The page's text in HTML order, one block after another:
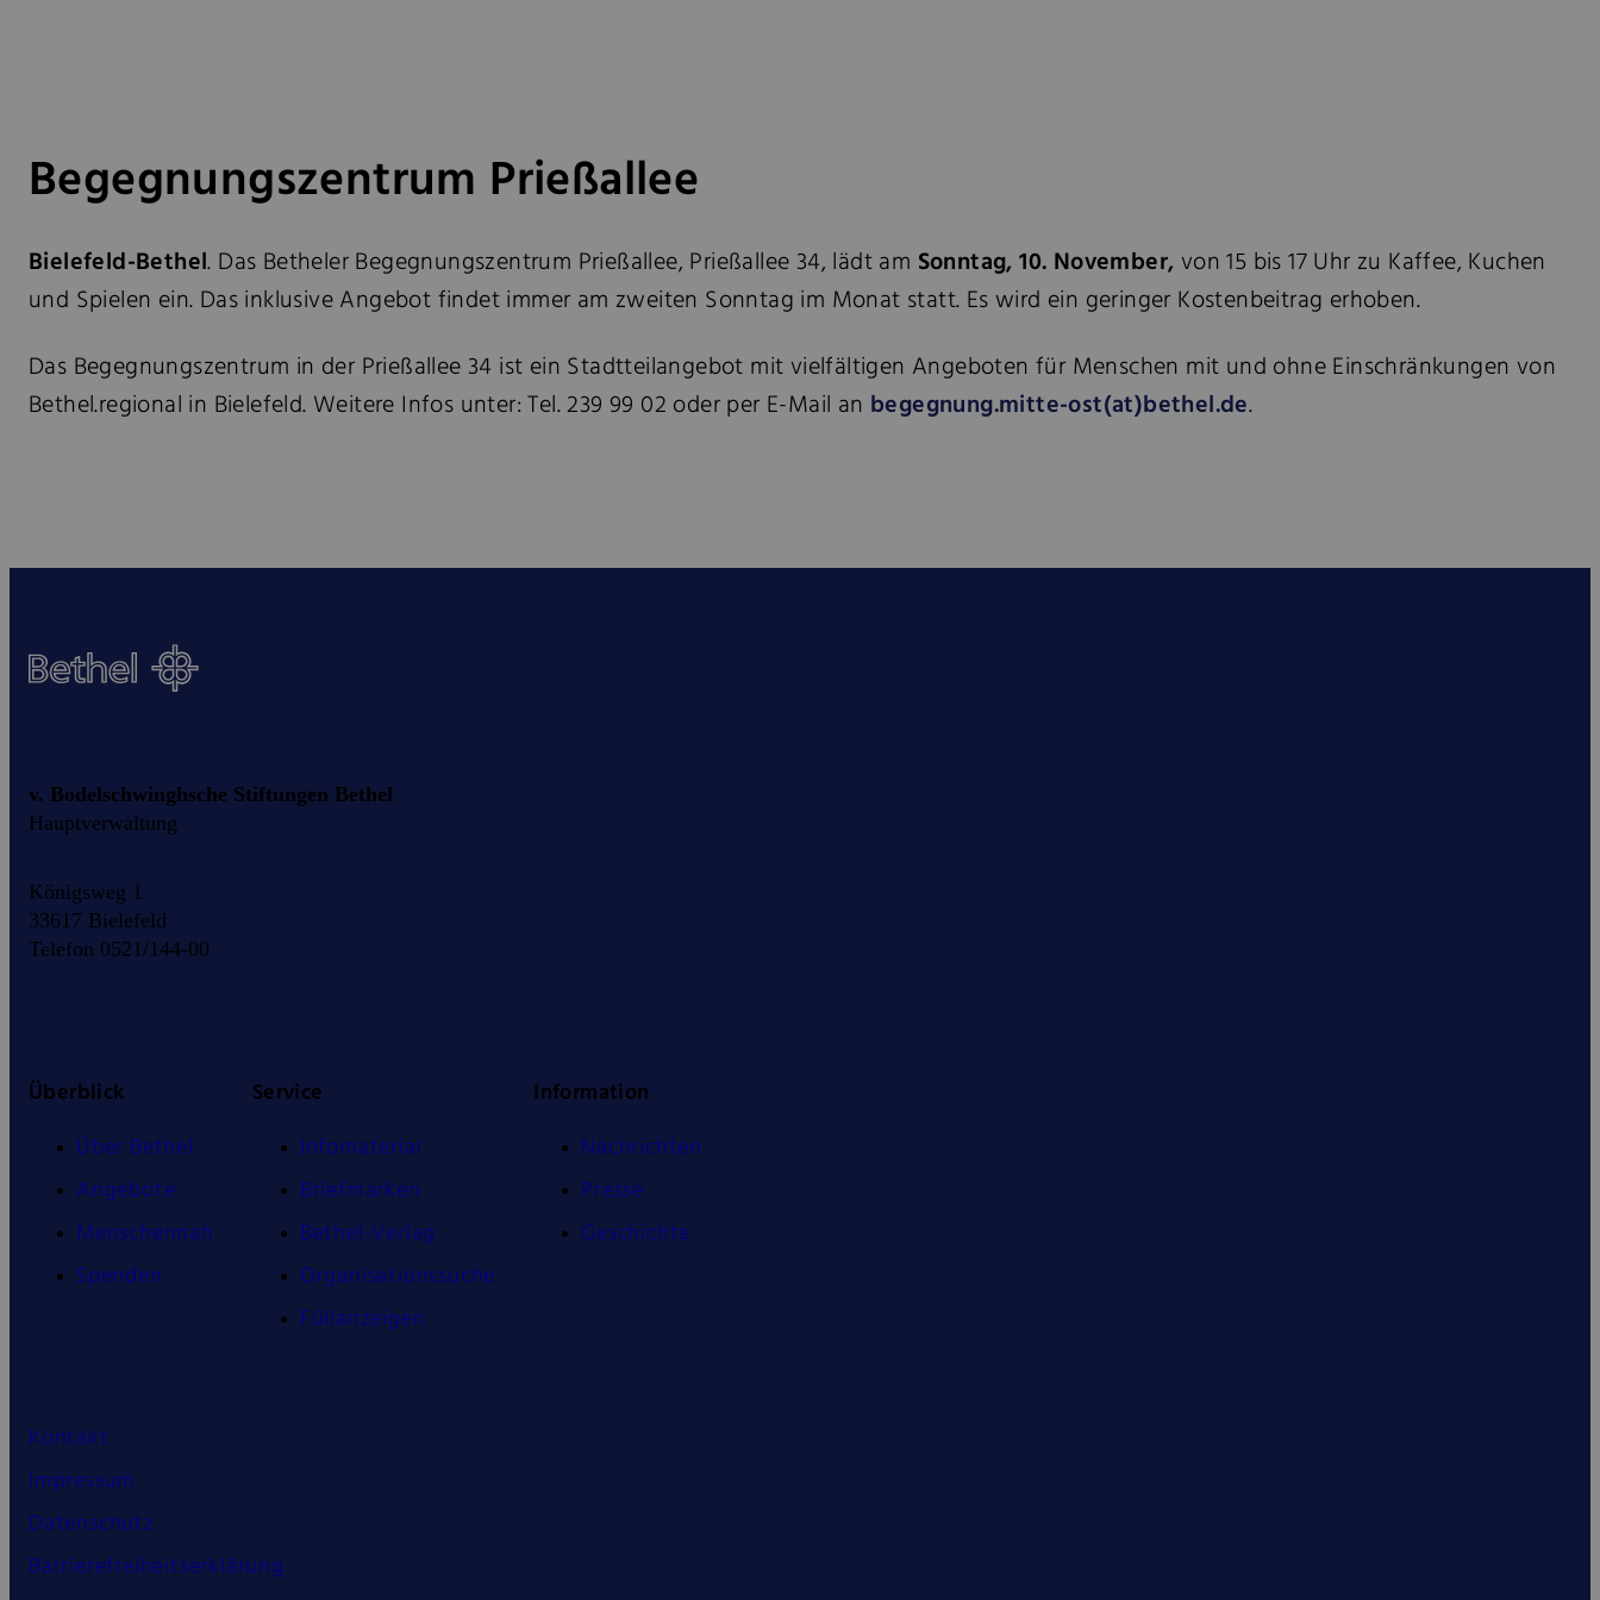
Begegnungszentrum Prießallee
Bielefeld-Bethel. Das Betheler Begegnungszentrum Prießallee, Prießallee 34, lädt am Sonntag, 10. November,von 15 bis 17 Uhr zu Kaffee, Kuchen
und Spielen ein. Das inklusive Angebot findet immer am zweiten Sonntag im Monat statt. Es wird ein geringer Kostenbeitrag erhoben.
Das Begegnungszentrum in der Prießallee 34 ist ein Stadtteilangebot mit vielfältigen Angeboten für Menschen mit und ohne Einschränkungen von
Bethel.regional in Bielefeld. Weitere Infos unter: Tel. 239 99 02 oder per E-Mail an begegnung.mitte-ost(at)bethel.de.
v. Bodelschwinghsche Stiftungen Bethel
Hauptverwaltung
Königsweg 1
33617 Bielefeld
Telefon 0521/144-00
Überblick
Über Bethel
Angebote
Menschennah
Spenden
Service
Infomaterial
Briefmarken
Bethel-Verlag
Organisationssuche
Füllanzeigen
Information
Nachrichten
Presse
Geschichte
Kontakt
Impressum
Datenschutz
Barrierefreiheitserklärung